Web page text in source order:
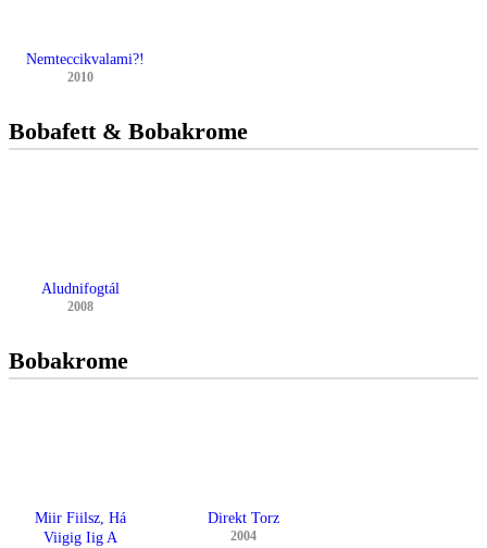
Nemteccikvalami?!
2010
Bobafett & Bobakrome
Aludnifogtál
2008
Bobakrome
Miir Fiilsz, Há
Viigig Iig A
Direkt Torz
2004